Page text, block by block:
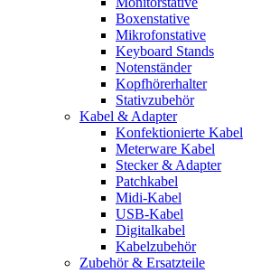
Boxenstative
Mikrofonstative
Keyboard Stands
Notenständer
Kopfhörerhalter
Stativzubehör
Kabel & Adapter
Konfektionierte Kabel
Meterware Kabel
Stecker & Adapter
Patchkabel
Midi-Kabel
USB-Kabel
Digitalkabel
Kabelzubehör
Zubehör & Ersatzteile